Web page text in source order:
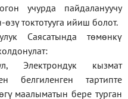
учурда пайдалануучу
токтотууга ийиш болот.
Саясатында төмөнкү
, Электрондук кызмат
белгиленген тартипте
маалыматын бере турган